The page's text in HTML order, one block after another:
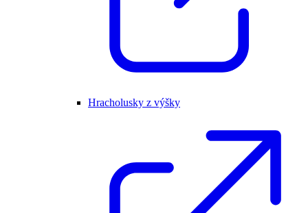
Hracholusky z výšky